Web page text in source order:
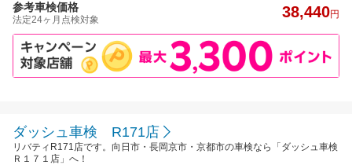
参考車検価格
法定24ヶ月点検対象 38,440円
ダッシュ車検 R171店
リバティR171店です。向日市・長岡京市・京都市の車検なら「ダッシュ車検
Ｒ１７１店」へ！